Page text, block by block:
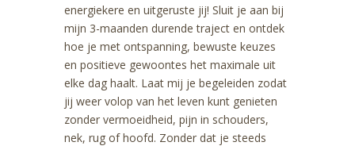
energiekere en uitgeruste jij! Sluit je aan bij
mijn 3-maanden durende traject en ontdek
hoe je met ontspanning, bewuste keuzes
en positieve gewoontes het maximale uit
elke dag haalt. Laat mij je begeleiden zodat
jij weer volop van het leven kunt genieten
zonder vermoeidheid, pijn in schouders,
nek, rug of hoofd. Zonder dat je steeds